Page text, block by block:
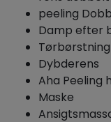
peeling
Damp efter
Tørbørstning
Dybderens
Aha Peeling
Maske